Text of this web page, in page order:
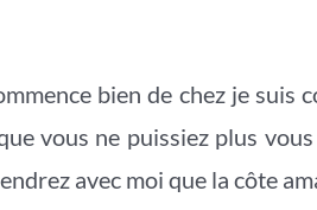
bien de chez je
vous ne puissiez plus
avec moi que la côte